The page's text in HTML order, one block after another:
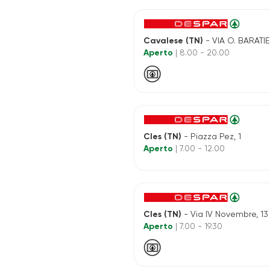
Cavalese (TN) - VIA O.
Aperto
| 8.00 - 20.00
Cles (TN) - Piazza Pez, 1
Aperto
| 7.00 - 12.00
Cles (TN) - Via IV Novembre, 13
Aperto
| 7.00 - 19.30